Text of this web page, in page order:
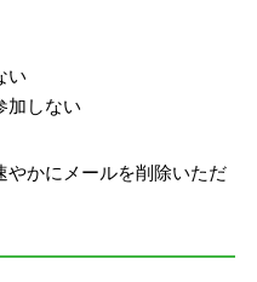
い
加しない
やかにメールを削除いただ